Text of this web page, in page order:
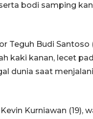
bodi samping
Budi Santoso
kaki kanan, lecet
dunia saat
Kurniawan (19),